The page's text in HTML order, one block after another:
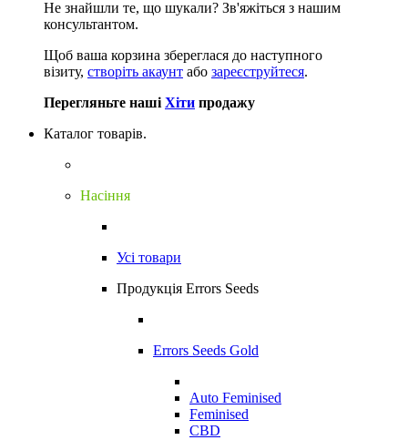
Не знайшли те, що шукали? Зв'яжіться з нашим
консультантом.
Щоб ваша корзина збереглася до наступного
візиту, створіть акаунт або зареєструйтеся.
Перегляньте наші Хіти продажу
Каталог товарів.
Насіння
Усі товари
Продукція Errors Seeds
Errors Seeds Gold
Auto Feminised
Feminised
CBD